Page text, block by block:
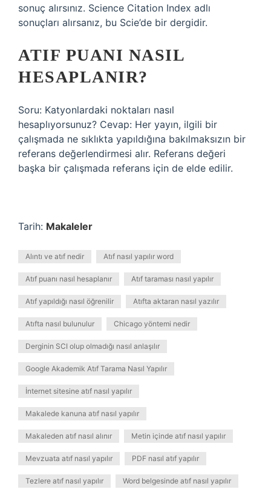
sonuç alırsınız. Science Citation Index adlı
sonuçları alırsanız, bu Scie’de bir dergidir.
ATIF PUANI NASIL
HESAPLANIR?
Soru: Katyonlardaki noktaları nasıl
hesaplıyorsunuz? Cevap: Her yayın, ilgili bir
çalışmada ne sıklıkta yapıldığına bakılmaksızın bir
referans değerlendirmesi alır. Referans değeri
başka bir çalışmada referans için de elde edilir.
Tarih: Makaleler
Alıntı ve atıf nedir Atıf nasıl yapılır word
Atıf puanı nasıl hesaplanır Atıf taraması nasıl yapılır
Atıf yapıldığı nasıl öğrenilir Atıfta aktaran nasıl yazılır
Atıfta nasıl bulunulur Chicago yöntemi nedir
Derginin SCI olup olmadığı nasıl anlaşılır
Google Akademik Atıf Tarama Nasıl Yapılır
İnternet sitesine atıf nasıl yapılır
Makalede kanuna atıf nasıl yapılır
Makaleden atıf nasıl alınır Metin içinde atıf nasıl yapılır
Mevzuata atıf nasıl yapılır PDF nasıl atıf yapılır
Tezlere atıf nasıl yapılır Word belgesinde atıf nasıl yapılır